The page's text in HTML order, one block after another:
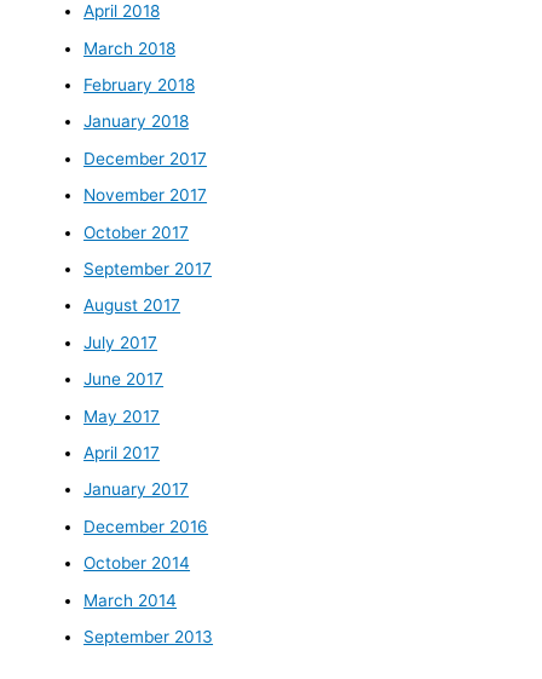
April 2018
March 2018
February 2018
January 2018
December 2017
November 2017
October 2017
September 2017
August 2017
July 2017
June 2017
May 2017
April 2017
January 2017
December 2016
October 2014
March 2014
September 2013